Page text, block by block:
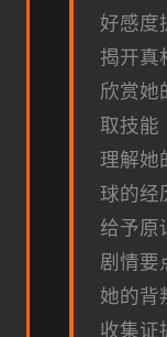
好感度
揭开真
欣赏她
取技能
理解她
球的经
给予原
剧情要
她的背
收集证